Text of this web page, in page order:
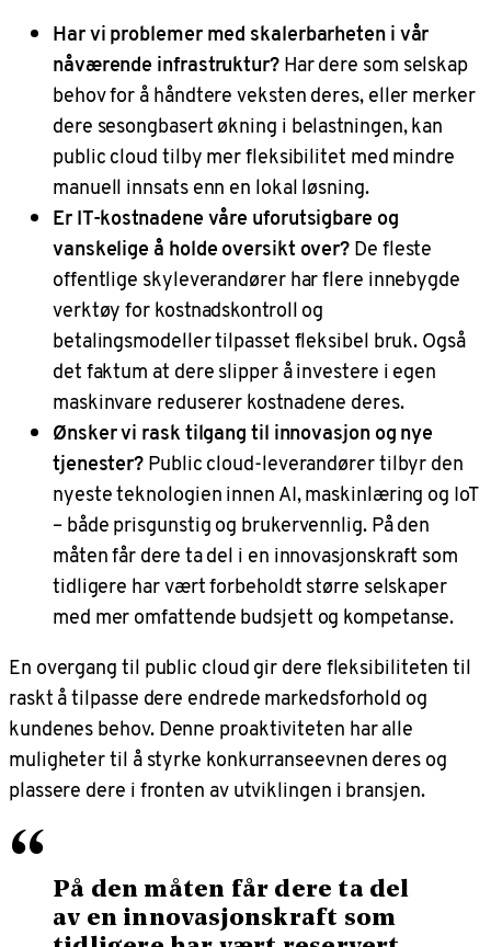
Har vi problemer med skalerbarheten i vår
nåværende infrastruktur?Har dere som selskap
behov for å håndtere veksten deres, eller merker
dere sesongbasert økning i belastningen, kan
public cloud tilby mer fleksibilitet med mindre
manuell innsats enn en lokal løsning.
Er IT-kostnadene våre uforutsigbare og
vanskelige å holde oversikt over?De fleste
offentlige skyleverandører har flere innebygde
verktøy for kostnadskontroll og
betalingsmodeller tilpasset fleksibel bruk. Også
det faktum at dere slipper å investere i egen
maskinvare reduserer kostnadene deres.
Ønsker vi rask tilgang til innovasjon og nye
tjenester?Public cloud-leverandører tilbyr den
nyeste teknologien innen AI, maskinlæring og IoT
– både prisgunstig og brukervennlig. På den
måten får dere ta del i en innovasjonskraft som
tidligere har vært forbeholdt større selskaper
med mer omfattende budsjett og kompetanse.
En overgang til public cloud gir dere fleksibiliteten til
raskt å tilpasse dere endrede markedsforhold og
kundenes behov. Denne proaktiviteten har alle
muligheter til å styrke konkurranseevnen deres og
plassere dere i fronten av utviklingen i bransjen.
“ På den måten får dere ta del
av en innovasjonskraft som